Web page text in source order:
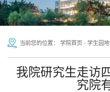
当前您的位置： 学院首页 - 学生园地
我院研究生走访
究院